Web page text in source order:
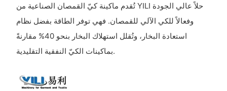
تُقدم ماكينة كيّ القمصان الصناعية من YILI حلاً عالي الجودة
وفعالاً للكي الآلي للقمصان. فهي توفر الطاقة بفضل نظام
استعادة البخار، وتُقلل استهلاك البخار بنحو 40% مقارنةً
بماكينات الكيّ النفقية التقليدية.